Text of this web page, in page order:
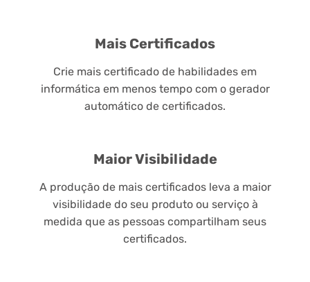
Mais Certificados
Crie mais certificado de habilidades em
informática em menos tempo com o gerador
automático de certificados.
Maior Visibilidade
A produção de mais certificados leva a maior
visibilidade do seu produto ou serviço à
medida que as pessoas compartilham seus
certificados.